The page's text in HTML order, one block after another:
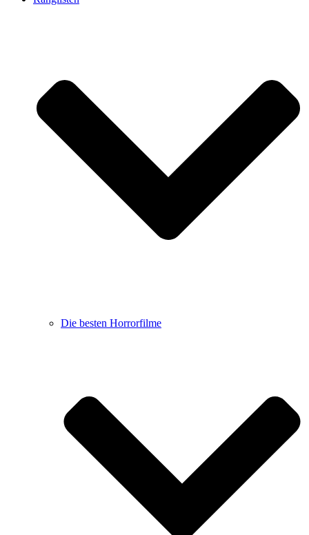
Die besten Horrorfilme